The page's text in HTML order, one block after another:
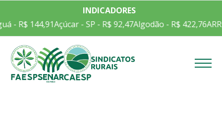
INDICADORES
- R$ 144,91Açúcar - SP - R$ 92,47Algodão - R$ 422,76